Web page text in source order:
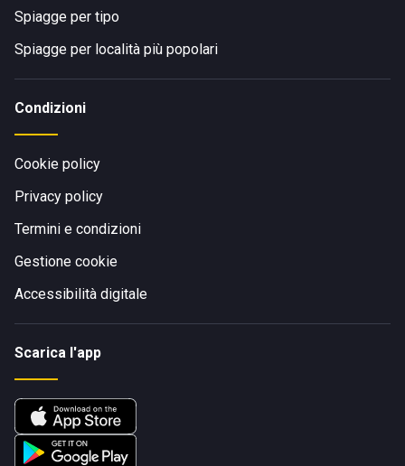
Spiagge per tipo
Spiagge per località più popolari
Condizioni
Cookie policy
Privacy policy
Termini e condizioni
Gestione cookie
Accessibilità digitale
Scarica l'app